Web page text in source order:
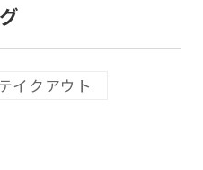
イクアウト